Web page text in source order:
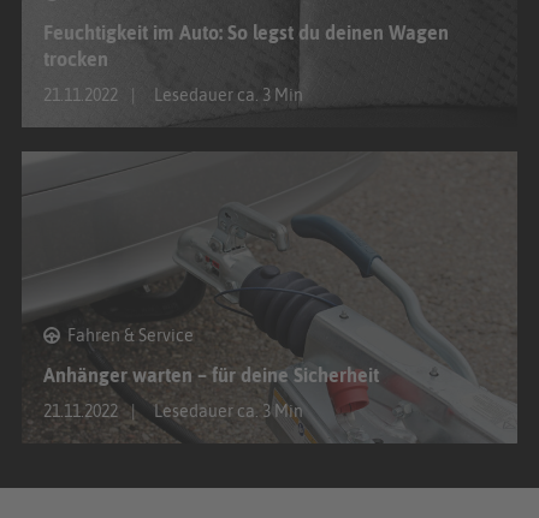
Feuchtigkeit im Auto: So legst du deinen Wagen
trocken
21.11.2022 Lesedauer ca. 3 Min
Fahren & Service
Anhänger warten – für deine Sicherheit
21.11.2022 Lesedauer ca. 3 Min